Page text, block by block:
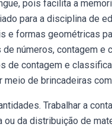
pois facilita a
para a disciplina de
e formas geométricas
números, contagem e
de contagem e
meio de brincadeiras
Trabalhar a
ou da distribuição de